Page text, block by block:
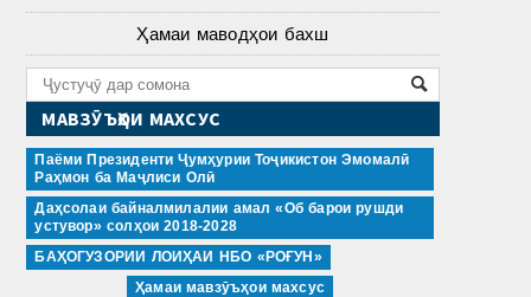
Ҳамаи маводҳои бахш
МАВЗӮЪҲОИ МАХСУС
Паёми Президенти Ҷумҳурии Тоҷикистон Эмомалӣ
Раҳмон ба Маҷлиси Олӣ
Даҳсолаи байналмилалии амал «Об барои рушди
устувор» солҳои 2018-2028
БАҲОГУЗОРИИ ЛОИҲАИ НБО «РОҒУН»
Ҳамаи мавзӯъҳои махсус